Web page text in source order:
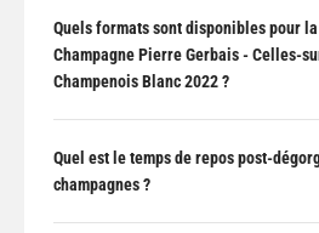
Quels formats sont disponibles pour
Champagne Pierre Gerbais - Celles-
Champenois Blanc 2022 ?
Quel est le temps de repos post-
champagnes ?